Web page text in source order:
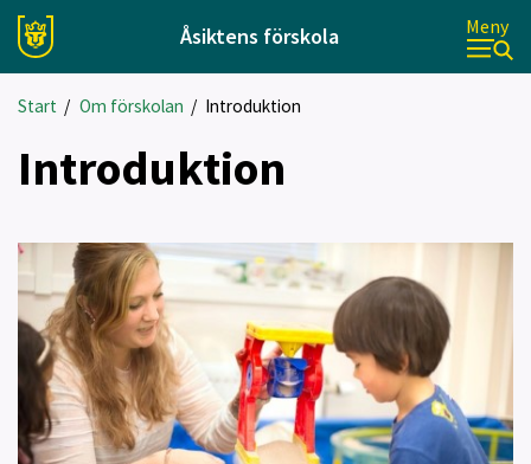
Åsiktens förskola Meny
Start / Om förskolan / Introduktion
Introduktion